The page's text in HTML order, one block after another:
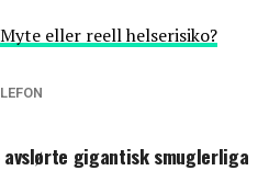
eller reell helserisiko?
avslørte gigantisk smuglerliga